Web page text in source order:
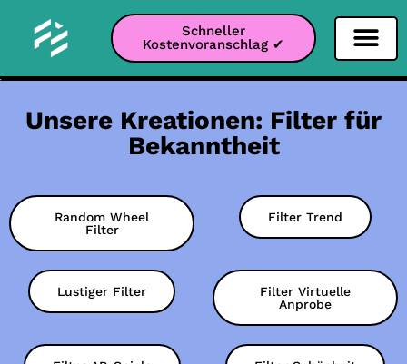
Schneller
Kostenvoranschlag ✔
Unsere Kreationen: Filter für
Bekanntheit
Random Wheel
Filter
Filter Trend
Lustiger Filter
Filter Virtuelle
Anprobe